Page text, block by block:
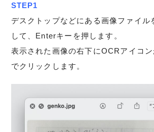
STEP1
デスクトップなどにある画像ファイル
して、Enterキーを押します。
表示された画像の右下にOCRアイコ
でクリックします。